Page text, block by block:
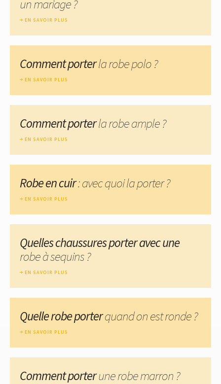
un mariage ?
EN SAVOIR PLUS
Comment porterla robe polo ?
EN SAVOIR PLUS
Comment porterla robe ample ?
EN SAVOIR PLUS
Robe en cuir: avec quoi la porter ?
EN SAVOIR PLUS
Quelles chaussures porter avec une
robe à sequins ?
EN SAVOIR PLUS
Quelle robe porterquand on est ronde ?
EN SAVOIR PLUS
Comment porterune robe marron ?